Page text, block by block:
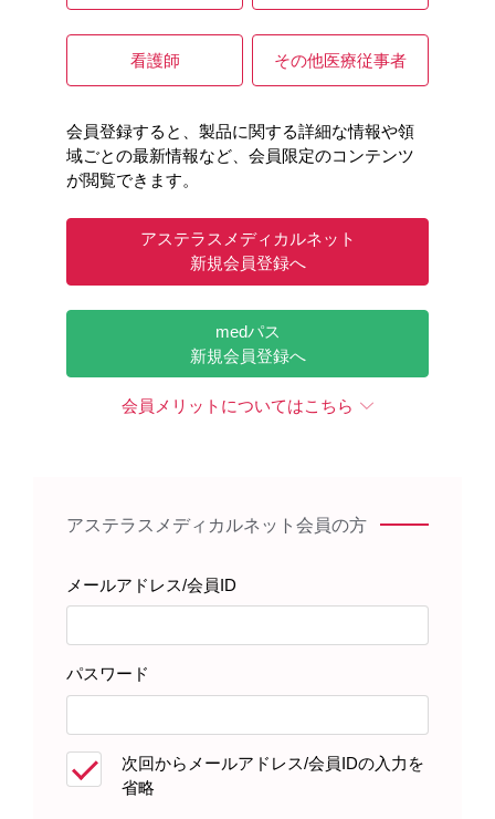
患者さんサポート資材
看護師 その他医療従事者
会員登録すると、製品に関する詳細な情報や領
域ごとの最新情報など、会員限定のコンテンツ
が閲覧できます。
アステラスメディカルネット
新規会員登録へ
medパス
新規会員登録へ
会員メリットについてはこちら
アステラスメディカルネット会員の方
メールアドレス/会員ID
パスワード
次回からメールアドレス/会員IDの入力を
省略